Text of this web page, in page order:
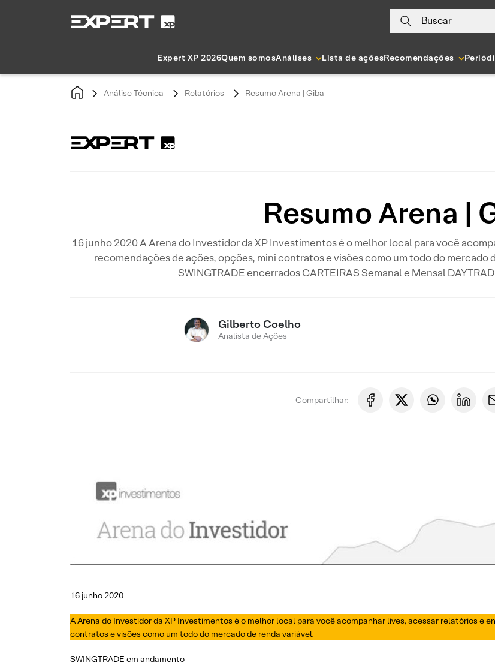
Buscar
Expert XP 2026Quem somosAnálises Lista de açõesRecomendações
Análise Técnica Relatórios Resumo Arena | Giba
Resumo Arena |
16 junho 2020 A Arena do Investidor da XP Investimentos é o melhor local para você
recomendações de ações, opções, mini contratos e visões como um todo do mercado
SWINGTRADE encerrados CARTEIRAS Semanal e Mensal
Gilberto Coelho
Analista de Ações
Compartilhar:
16 junho 2020
A Arena do Investidor da XP Investimentos é o melhor local para você acompanhar lives, acessar relatórios e
contratos e visões como um todo do mercado de renda variável.
SWINGTRADE em andamento